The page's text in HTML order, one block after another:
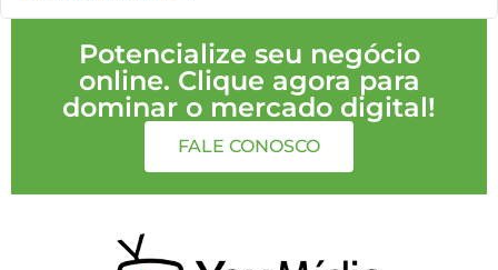
Potencialize seu negócio
online. Clique agora para
dominar o mercado digital!
FALE CONOSCO